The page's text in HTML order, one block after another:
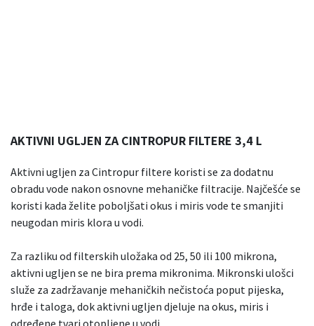
AKTIVNI UGLJEN ZA CINTROPUR FILTERE 3,4 L
Aktivni ugljen za Cintropur filtere koristi se za dodatnu
obradu vode nakon osnovne mehaničke filtracije. Najčešće se
koristi kada želite poboljšati okus i miris vode te smanjiti
neugodan miris klora u vodi.
Za razliku od filterskih uložaka od 25, 50 ili 100 mikrona,
aktivni ugljen se ne bira prema mikronima. Mikronski ulošci
služe za zadržavanje mehaničkih nečistoća poput pijeska,
hrđe i taloga, dok aktivni ugljen djeluje na okus, miris i
određene tvari otopljene u vodi.